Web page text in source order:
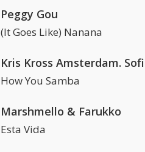
Peggy Gou
(It Goes Like) Nanana
How You Samba
Marshmello & Farukko
Esta Vida